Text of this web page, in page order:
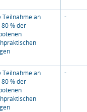
Teilnahme an
% der
-
Teilnahme an
% der
-